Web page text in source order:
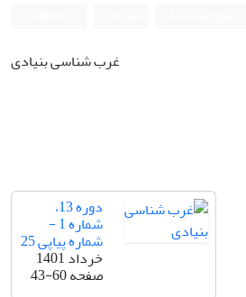
غرب شناسی بنیادی
دوره 13،
شماره 1 -
شماره پیاپی 25
خرداد 1401
صفحه43-60